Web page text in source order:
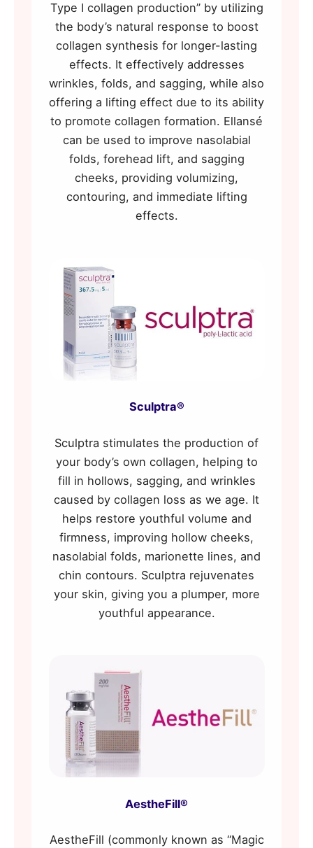
Type I collagen production” by utilizing
the body’s natural response to boost
collagen synthesis for longer-lasting
effects. It effectively addresses
wrinkles, folds, and sagging, while also
offering a lifting effect due to its ability
to promote collagen formation. Ellansé
can be used to improve nasolabial
folds, forehead lift, and sagging
cheeks, providing volumizing,
contouring, and immediate lifting
effects.
Sculptra®
Sculptra stimulates the production of
your body’s own collagen, helping to
fill in hollows, sagging, and wrinkles
caused by collagen loss as we age. It
helps restore youthful volume and
firmness, improving hollow cheeks,
nasolabial folds, marionette lines, and
chin contours. Sculptra rejuvenates
your skin, giving you a plumper, more
youthful appearance.
AestheFill®
AestheFill (commonly known as “Magic